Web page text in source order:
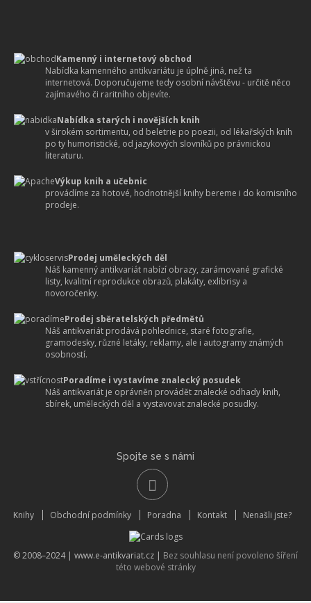
Kamenný i internetový obchod
Nabídka kamenného antikvariátu je úplně jiná, než ta
internetová. Doporučujeme tedy osobní návštěvu - určitě něco
zajímavého či raritního objevíte.
Nabídka starých i novějších knih
v širokém sortimentu, od beletrie po poezii, od lékařských knih
po ty humoristické, od jazykových slovníků po právnickou
literaturu.
Výkup knih a učebnic
provádíme za hotové, hodnotnější knihy bereme i do komisního
prodeje.
Prodej uměleckých děl
Náš kamenný antikvariát nabízí obrazy, zarámované grafické
listy, kvalitní reprodukce obrazů, plakáty, exlibrisy a
novoročenky.
Prodej sběratelských předmětů
Náš antikvariát prodává pohlednice, staré fotografie,
gramodesky, různé letáky, reklamy, ale i autogramy známých
osobností.
Poradíme i vystavíme znalecký posudek
Náš antikvariát je oprávněn provádět znalecké odhady knih,
sbírek, uměleckých děl a vystavovat znalecké posudky.
Spojte se s námi
Knihy Obchodní podmínky Poradna Kontakt Nenašli jste?
© 2008–2024 | www.e-antikvariat.cz | Bez souhlasu není povoleno šíření
této webové stránky